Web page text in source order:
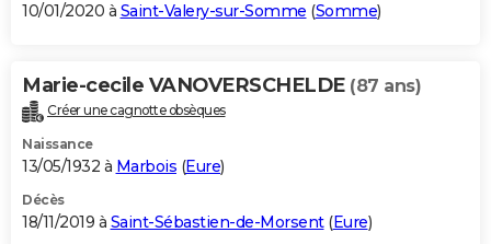
10/01/2020 à Saint-Valery-sur-Somme (Somme)
Marie-cecile VANOVERSCHELDE (87 ans)
Créer une cagnotte obsèques
Naissance
13/05/1932 à Marbois (Eure)
Décès
18/11/2019 à Saint-Sébastien-de-Morsent(Eure)